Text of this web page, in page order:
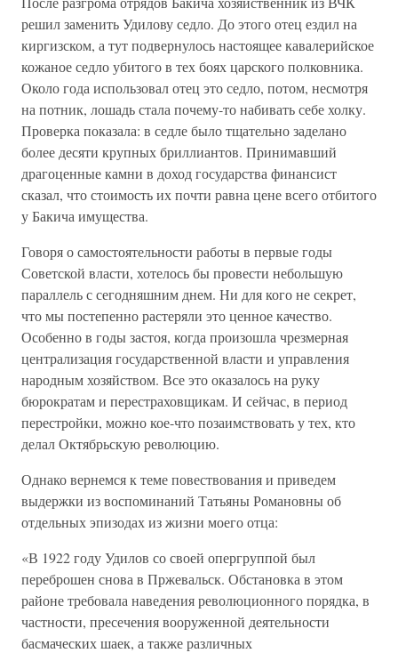
решил заменить Удилову седло. До этого отец ездил на
киргизском, а тут подвернулось настоящее кавалерийское
кожаное седло убитого в тех боях царского полковника.
Около года использовал отец это седло, потом, несмотря
на потник, лошадь стала почему-то набивать себе холку.
Проверка показала: в седле было тщательно заделано
более десяти крупных бриллиантов. Принимавший
драгоценные камни в доход государства финансист
сказал, что стоимость их почти равна цене всего отбитого
у Бакича имущества.
Говоря о самостоятельности работы в первые годы
Советской власти, хотелось бы провести небольшую
параллель с сегодняшним днем. Ни для кого не секрет,
что мы постепенно растеряли это ценное качество.
Особенно в годы застоя, когда произошла чрезмерная
централизация государственной власти и управления
народным хозяйством. Все это оказалось на руку
бюрократам и перестраховщикам. И сейчас, в период
перестройки, можно кое-что позаимствовать у тех, кто
делал Октябрьскую революцию.
Однако вернемся к теме повествования и приведем
выдержки из воспоминаний Татьяны Романовны об
отдельных эпизодах из жизни моего отца:
«В 1922 году Удилов со своей опергруппой был
переброшен снова в Пржевальск. Обстановка в этом
районе требовала наведения революционного порядка, в
частности, пресечения вооруженной деятельности
басмаческих шаек, а также различных